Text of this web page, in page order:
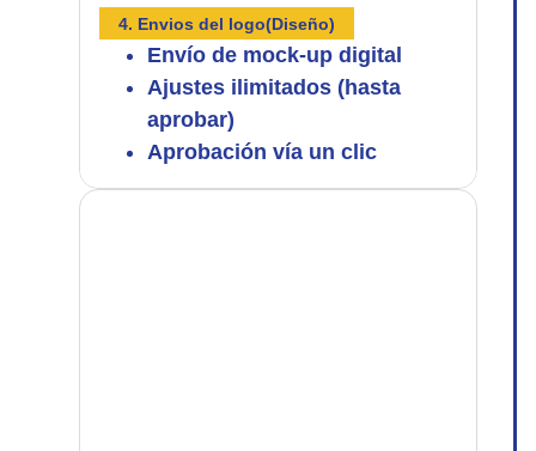
4. Envios del logo(Diseño)
Envío de mock‑up digital
Ajustes ilimitados (hasta
aprobar)
Aprobación vía un clic